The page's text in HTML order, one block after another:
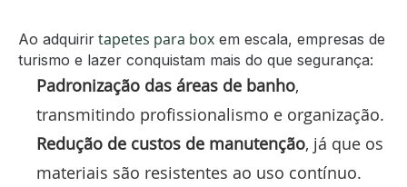
Ao adquirir tapetes para box em escala, empresas de
turismo e lazer conquistam mais do que segurança:
Padronização das áreas de banho,
transmitindo profissionalismo e organização.
Redução de custos de manutenção, já que os
materiais são resistentes ao uso contínuo.